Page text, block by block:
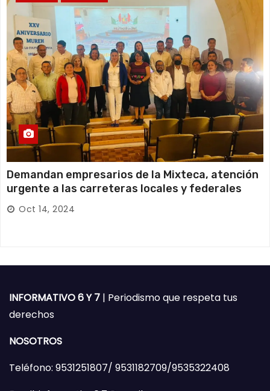
Demandan empresarios de la Mixteca, atención
urgente a las carreteras locales y federales
Oct 14, 2024
INFORMATIVO 6 Y 7 | Periodismo que respeta tus
derechos
NOSOTROS
Teléfono: 9531251807/ 9531182709/9535322408